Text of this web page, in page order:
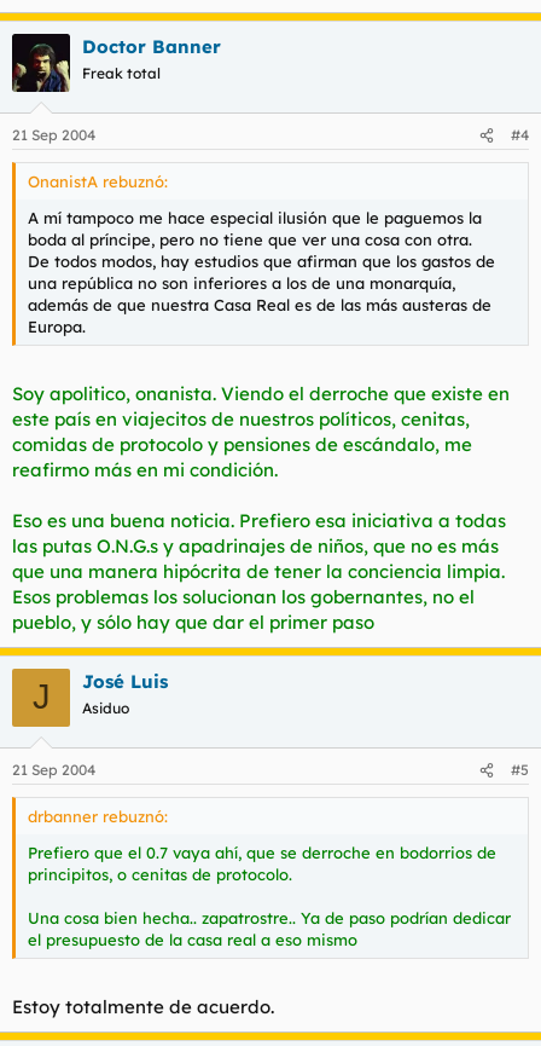
Doctor Banner
Freak total
21 Sep 2004 #4
OnanistA rebuznó:
A mí tampoco me hace especial ilusión que le paguemos la
boda al príncipe, pero no tiene que ver una cosa con otra.
De todos modos, hay estudios que afirman que los gastos de
una república no son inferiores a los de una monarquía,
además de que nuestra Casa Real es de las más austeras de
Europa.
Soy apolitico, onanista. Viendo el derroche que existe en
este país en viajecitos de nuestros políticos, cenitas,
comidas de protocolo y pensiones de escándalo, me
reafirmo más en mi condición.
Eso es una buena noticia. Prefiero esa iniciativa a todas
las putas O.N.G.s y apadrinajes de niños, que no es más
que una manera hipócrita de tener la conciencia limpia.
Esos problemas los solucionan los gobernantes, no el
pueblo, y sólo hay que dar el primer paso
J José Luis
Asiduo
21 Sep 2004 #5
drbanner rebuznó:
Prefiero que el 0.7 vaya ahí, que se derroche en bodorrios de
principitos, o cenitas de protocolo.
Una cosa bien hecha.. zapatrostre.. Ya de paso podrían dedicar
el presupuesto de la casa real a eso mismo
Estoy totalmente de acuerdo.